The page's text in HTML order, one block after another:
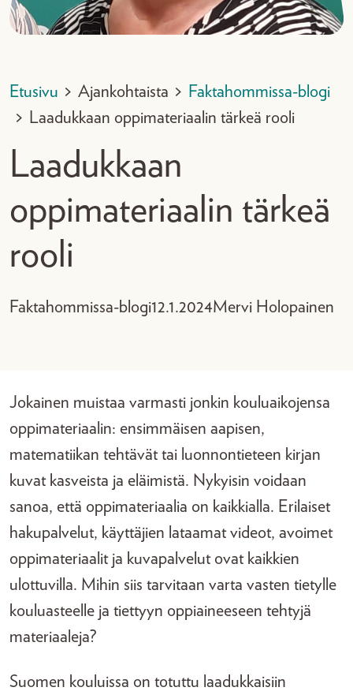
Etusivu > Ajankohtaista > Faktahommissa-blogi
> Laadukkaan oppimateriaalin tärkeä rooli
Laadukkaan
oppimateriaalin tärkeä
rooli
Faktahommissa-blogi12.1.2024Mervi Holopainen
Jokainen muistaa varmasti jonkin kouluaikojensa
oppimateriaalin: ensimmäisen aapisen,
matematiikan tehtävät tai luonnontieteen kirjan
kuvat kasveista ja eläimistä. Nykyisin voidaan
sanoa, että oppimateriaalia on kaikkialla. Erilaiset
hakupalvelut, käyttäjien lataamat videot, avoimet
oppimateriaalit ja kuvapalvelut ovat kaikkien
ulottuvilla. Mihin siis tarvitaan varta vasten tietylle
kouluasteelle ja tiettyyn oppiaineeseen tehtyjä
materiaaleja?
Suomen kouluissa on totuttu laadukkaisiin